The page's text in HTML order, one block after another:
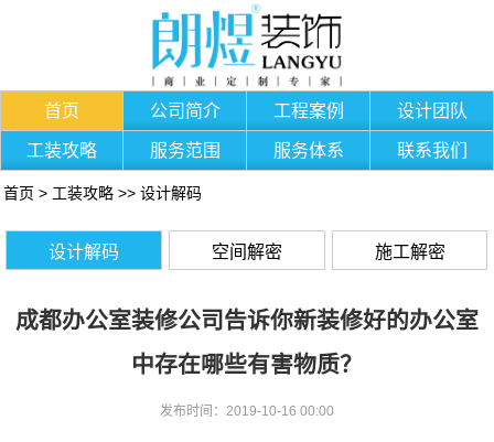
首页 公司简介 工程案例 设计团队
工装攻略 服务范围 服务体系 联系我们
首页 > 工装攻略 >> 设计解码
设计解码 空间解密 施工解密
成都办公室装修公司告诉你新装修好的办公室
中存在哪些有害物质？
发布时间：2019-10-16 00:00